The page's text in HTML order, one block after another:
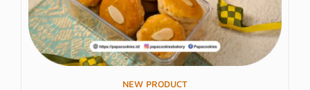
NEW PRODUCT